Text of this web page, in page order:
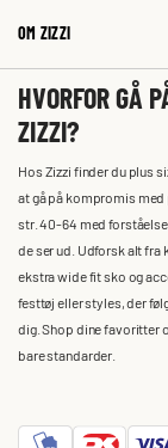
OM ZIZZI
HVORFOR GÅ
ZIZZI?
Hos Zizzi finder du plus
at gå på kompromis
str. 40-64 med
de ser ud. Udforsk alt
ekstra wide fit sko og
festtøj eller styles, der
dig. Shop dine favoritter
bare standarder.